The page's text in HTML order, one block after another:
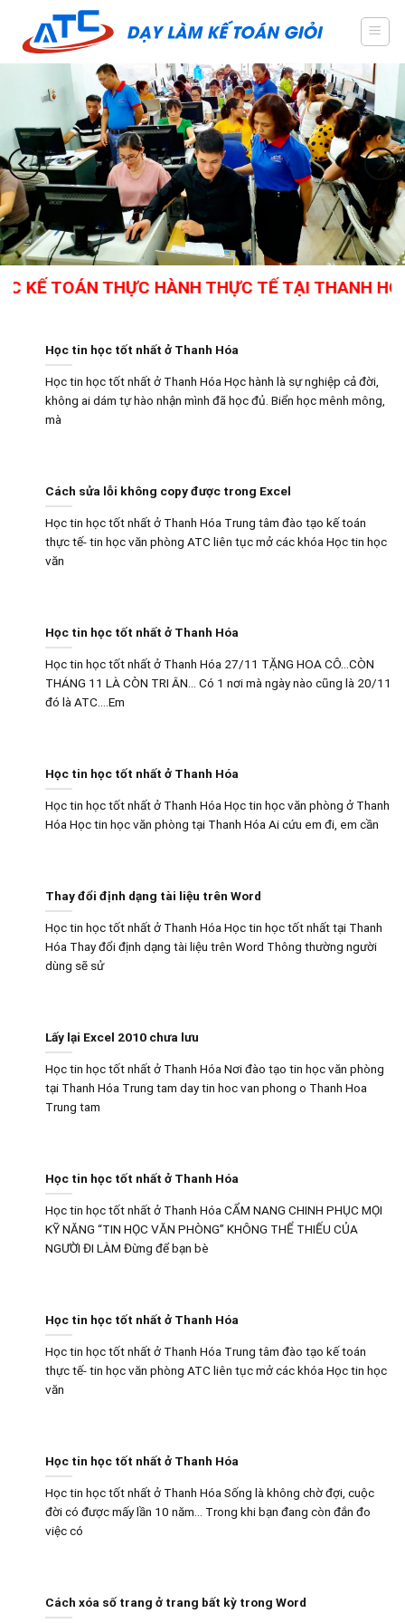
content
KẾ TOÁN THỰC HÀNH THỰC TẾ TẠI THANH HÓA
Học tin học tốt nhất ở Thanh Hóa
Học tin học tốt nhất ở Thanh Hóa Học hành là sự nghiệp cả đời,
không ai dám tự hào nhận mình đã học đủ. Biển học mênh mông,
mà
Cách sửa lỗi không copy được trong Excel
Học tin học tốt nhất ở Thanh Hóa Trung tâm đào tạo kế toán
thực tế- tin học văn phòng ATC liên tục mở các khóa Học tin học
văn
Học tin học tốt nhất ở Thanh Hóa
Học tin học tốt nhất ở Thanh Hóa 27/11 TẶNG HOA CÔ…CÒN
THÁNG 11 LÀ CÒN TRI ÂN… Có 1 nơi mà ngày nào cũng là 20/11
đó là ATC….Em
Học tin học tốt nhất ở Thanh Hóa
Học tin học tốt nhất ở Thanh Hóa Học tin học văn phòng ở Thanh
Hóa Học tin học văn phòng tại Thanh Hóa Ai cứu em đi, em cần
Thay đổi định dạng tài liệu trên Word
Học tin học tốt nhất ở Thanh Hóa Học tin học tốt nhất tại Thanh
Hóa Thay đổi định dạng tài liệu trên Word Thông thường người
dùng sẽ sử
Lấy lại Excel 2010 chưa lưu
Học tin học tốt nhất ở Thanh Hóa Nơi đào tạo tin học văn phòng
tại Thanh Hóa Trung tam day tin hoc van phong o Thanh Hoa
Trung tam
Học tin học tốt nhất ở Thanh Hóa
Học tin học tốt nhất ở Thanh Hóa CẨM NANG CHINH PHỤC MỌI
KỸ NĂNG “TIN HỌC VĂN PHÒNG” KHÔNG THỂ THIẾU CỦA
NGƯỜI ĐI LÀM Đừng để bạn bè
Học tin học tốt nhất ở Thanh Hóa
Học tin học tốt nhất ở Thanh Hóa Trung tâm đào tạo kế toán
thực tế- tin học văn phòng ATC liên tục mở các khóa Học tin học
văn
Học tin học tốt nhất ở Thanh Hóa
Học tin học tốt nhất ở Thanh Hóa Sống là không chờ đợi, cuộc
đời có được mấy lần 10 năm… Trong khi bạn đang còn đắn đo
việc có
Cách xóa số trang ở trang bất kỳ trong Word